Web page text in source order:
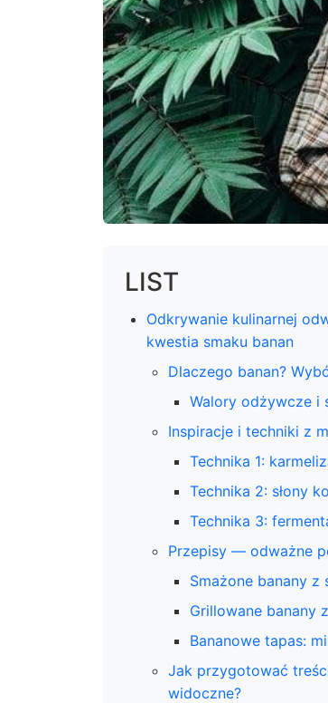
LIST
Odkrywanie kulinarnej
kwestia smaku banan
Dlaczego banan?
Walory odżywcze i
Inspiracje i techniki z
Technika 1:
Technika 2: słony
Technika 3:
Przepisy — odważne
Smażone banany z
Grillowane banany
Bananowe tapas:
Jak przygotować
widoczne?